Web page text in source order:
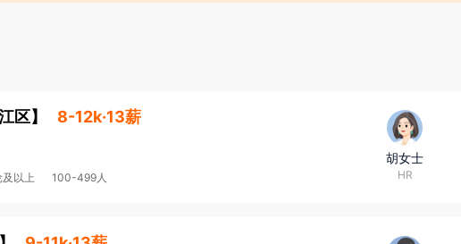
合作/海外岗位的，请务必核实招聘方对外劳务合作资质取得情况，同时注意自身资
区】 8-12k·13薪
及以上 100-499人
胡女士
HR